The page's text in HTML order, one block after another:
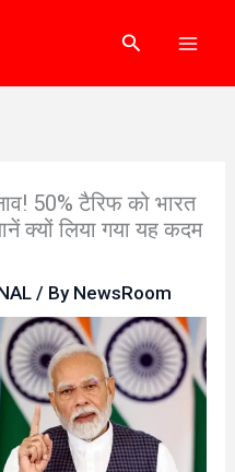
Search
50% टैरिफ को भारत
क्यों लिया गया यह कदम
/ By NewsRoom